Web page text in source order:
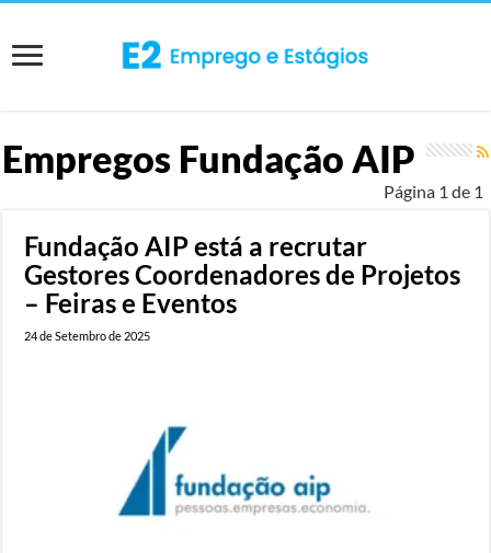
Empregos Fundação AIP
Página 1 de 1
Fundação AIP está a recrutar
Gestores Coordenadores de Projetos
– Feiras e Eventos
24 de Setembro de 2025